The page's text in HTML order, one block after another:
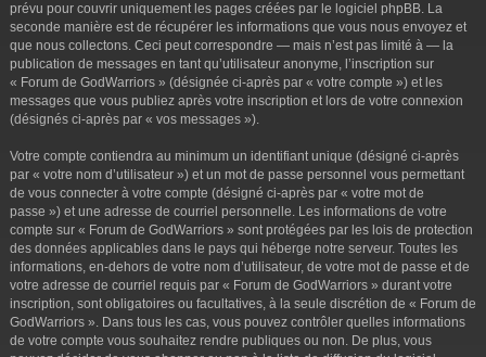
prévu pour couvrir uniquement les pages créées par le logiciel phpBB. La
seconde manière est de récupérer les informations que vous nous envoyez et
que nous collectons. Ceci peut correspondre — mais n’est pas limité à — la
publication de messages en tant qu’utilisateur anonyme, l’inscription sur
« Forum de GodWarriors » (désignée ci-après par « votre compte ») et les
messages que vous publiez après votre inscription et lors de votre connexion
(désignés ci-après par « vos messages »).
Votre compte contiendra au minimum un identifiant unique (désigné ci-après
par « votre nom d’utilisateur ») et un mot de passe personnel vous permettant
de vous connecter à votre compte (désigné ci-après par « votre mot de
passe ») et une adresse de courriel personnelle. Les informations de votre
compte sur « Forum de GodWarriors » sont protégées par les lois de protection
des données applicables dans le pays qui héberge notre serveur. Toutes les
informations, en-dehors de votre nom d’utilisateur, de votre mot de passe et de
votre adresse de courriel requis par « Forum de GodWarriors » durant votre
inscription, sont obligatoires ou facultatives, à la seule discrétion de « Forum de
GodWarriors ». Dans tous les cas, vous pouvez contrôler quelles informations
de votre compte vous souhaitez rendre publiques ou non. De plus, vous